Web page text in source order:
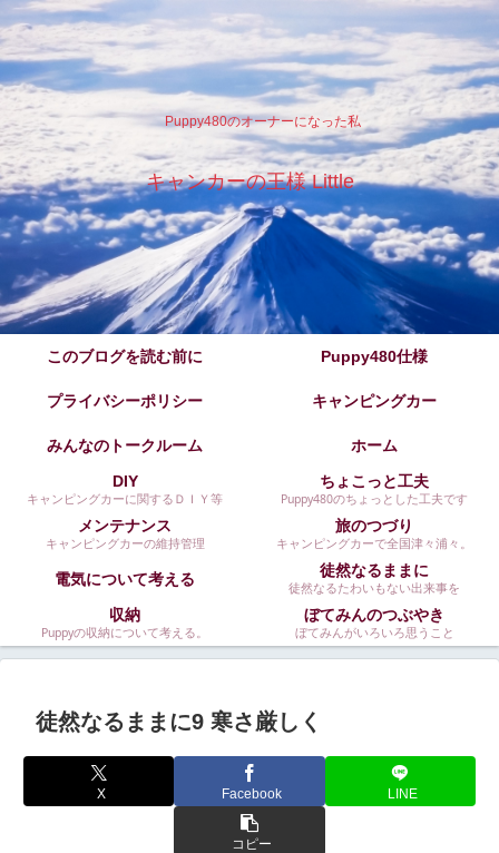
Puppy480のオーナーになった私
キャンカーの王様 Little
このブログを読む前に Puppy480仕様
プライバシーポリシー キャンピングカー
みんなのトークルーム
ホーム
DIY
キャンピングカーに関するＤＩＹ等
ちょこっと工夫
Puppy480のちょっとした工夫です
メンテナンス
キャンピングカーの維持管理
旅のつづり
キャンピングカーで全国津々浦々。
電気について考える 徒然なるままに
徒然なるたわいもない出来事を
収納
Puppyの収納について考える。
ぼてみんのつぶやき
ぼてみんがいろいろ思うこと
徒然なるままに9 寒さ厳しく
X Facebook LINE
コピー